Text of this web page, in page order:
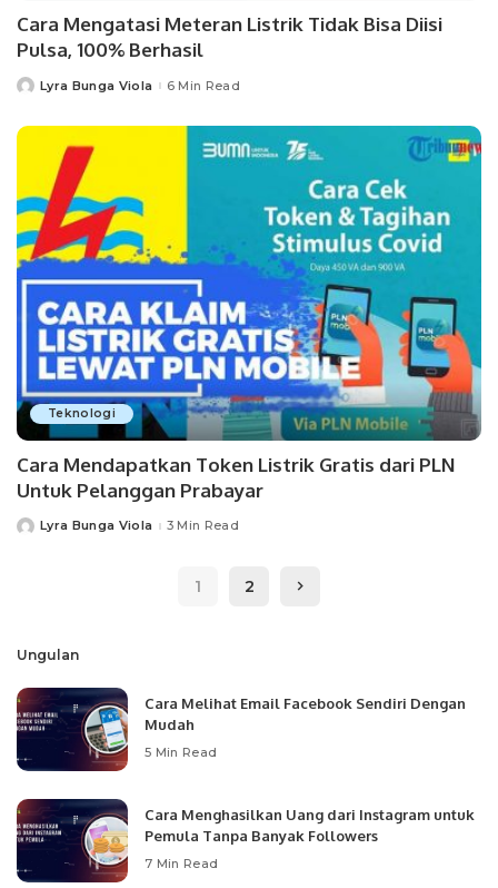
Cara Mengatasi Meteran Listrik Tidak Bisa Diisi
Pulsa, 100% Berhasil
PostedLyra Bunga Viola 6 Min Read
Teknologi
Cara Mendapatkan Token Listrik Gratis dari PLN
Untuk Pelanggan Prabayar
PostedLyra Bunga Viola 3 Min Read
1 2
Ungulan
Cara Melihat Email Facebook Sendiri Dengan
Mudah
5 Min Read
Cara Menghasilkan Uang dari Instagram untuk
Pemula Tanpa Banyak Followers
7 Min Read